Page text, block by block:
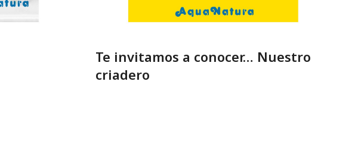
Te invitamos a conocer… Nuestro
criadero